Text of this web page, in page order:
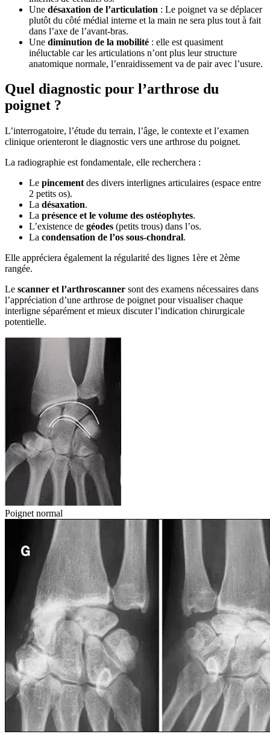
Une désaxation de l’articulation : Le poignet va se déplacer
plutôt du côté médial interne et la main ne sera plus tout à fait
dans l’axe de l’avant-bras.
Une diminution de la mobilité : elle est quasiment
inéluctable car les articulations n’ont plus leur structure
anatomique normale, l’enraidissement va de pair avec l’usure.
Quel diagnostic pour l’arthrose du
poignet ?
L’interrogatoire, l’étude du terrain, l’âge, le contexte et l’examen
clinique orienteront le diagnostic vers une arthrose du poignet.
La radiographie est fondamentale, elle recherchera :
Le pincement des divers interlignes articulaires (espace entre
2 petits os).
La désaxation.
La présence et le volume des ostéophytes.
L’existence de géodes (petits trous) dans l’os.
La condensation de l’os sous-chondral.
Elle appréciera également la régularité des lignes 1ère et 2ème
rangée.
Le scanner et l’arthroscanner sont des examens nécessaires dans
l’appréciation d’une arthrose de poignet pour visualiser chaque
interligne séparément et mieux discuter l’indication chirurgicale
potentielle.
Poignet normal